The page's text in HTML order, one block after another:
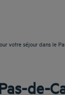
votre séjour dans le
de-